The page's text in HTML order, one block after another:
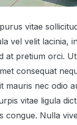
vitae
vel velit lacinia,
at pretium orci.
consequat
mauris nec odio
vitae ligula
congue. Nulla